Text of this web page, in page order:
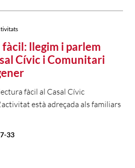
llegim i parlem
Cívic i Comunitari
fàcil al Casal Cívic
està adreçada als familiars
33